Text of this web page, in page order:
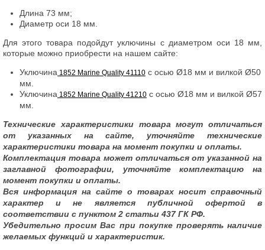
Длина 73 мм;
Диаметр оси 18 мм.
Для этого товара подойдут уключины с диаметром оси 18 мм,
которые можно приобрести на нашем сайте:
Уключина 1852 Marine Quality 41110 с осью Ø18 мм и вилкой Ø50
мм.
Уключина 1852 Marine Quality 41210 с осью Ø18 мм и вилкой Ø57
мм.
Технические характеристики товара могут отличаться
от указанных на сайте, уточняйте технические
характеристики товара на момент покупки и оплаты.
Комплектация товара может отличаться от указанной на
заглавной фотографии, уточняйте комплектацию на
момент покупки и оплаты.
Вся информация на сайте о товарах носит справочный
характер и не является публичной офертой в
соответствии с пунктом 2 статьи 437 ГК РФ.
Убедительно просим Вас при покупке проверять наличие
желаемых функций и характеристик.